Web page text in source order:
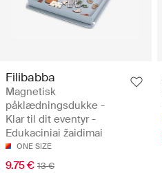
Filibabba
Magnetisk
påklædningsdukke -
Klar til dit eventyr -
Edukaciniai žaidimai
ONE SIZE
9.75 € 13 €